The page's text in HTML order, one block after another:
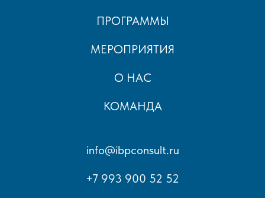
+7 993 900 52 52
info@ibpconsult.ru
О НАС
ПРОГРАММЫ
КОМАНДА
МЕРОПРИЯТИЯ